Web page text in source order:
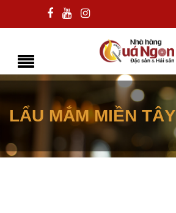
LẨU MẮM MIỀN TÂY